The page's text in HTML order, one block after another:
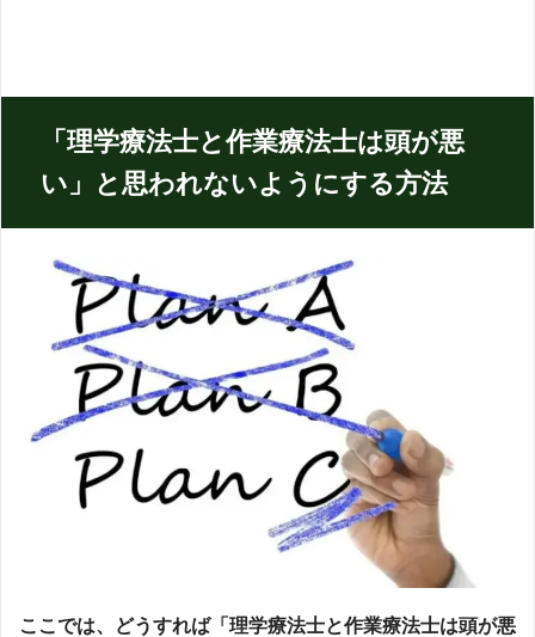
「理学療法士と作業療法士は頭が悪
い」と思われないようにする方法
ここでは、どうすれば「理学療法士と作業療法士は頭が悪